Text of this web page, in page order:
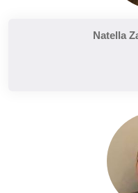
Natella